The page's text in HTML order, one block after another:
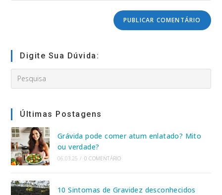
para
(opcional)
Digite Sua Dúvida:
this
Últimas Postagens
Grávida pode comer atum enlatado? Mito
ou verdade?
06.03.25 / 0 COMENTÁRIO
10 Sintomas de Gravidez desconhecidos